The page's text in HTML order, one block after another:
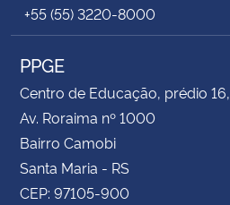
+55 (55) 3220-8000
PPGE
Centro de Educação, prédio 16,
Av. Roraima nº 1000
Bairro Camobi
Santa Maria - RS
CEP: 97105-900